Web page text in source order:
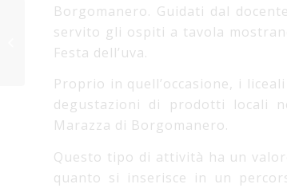
Borgomanero. Guidati dal
servito gli ospiti a tavola
Festa dell’uva.
Proprio in quell’occasione, i
degustazioni di prodotti locali
Marazza di Borgomanero.
Questo tipo di attività ha un
quanto si inserisce in un
Vocabolario
Missionario